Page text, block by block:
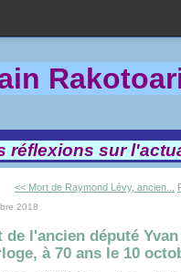
Rakotoa
réflexions sur
<< Mort de Raymond Lévy, ancien...
2018
de l'ancien député
à 70 ans le 10